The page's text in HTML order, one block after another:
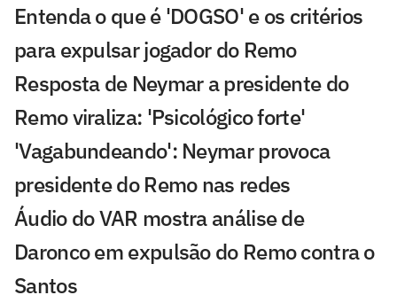
Entenda o que é 'DOGSO' e os critérios
para expulsar jogador do Remo
Resposta de Neymar a presidente do
Remo viraliza: 'Psicológico forte'
'Vagabundeando': Neymar provoca
presidente do Remo nas redes
Áudio do VAR mostra análise de
Daronco em expulsão do Remo contra o
Santos